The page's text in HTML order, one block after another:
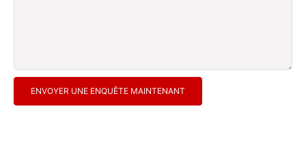
ENVOYER UNE ENQUÊTE MAINTENANT